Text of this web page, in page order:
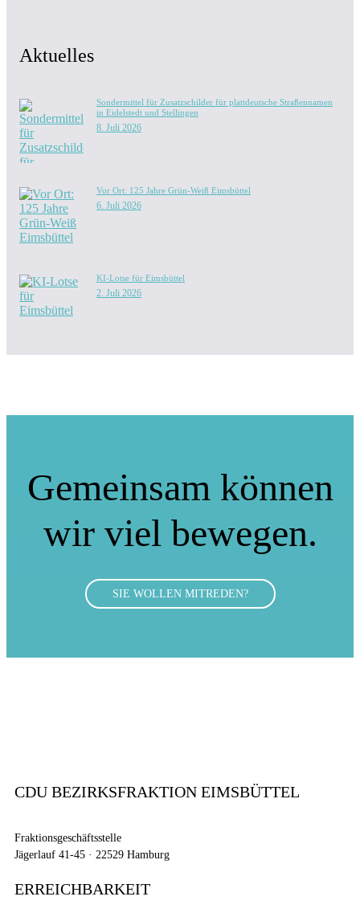
Aktuelles
Sondermittel für Zusatzschilder für plattdeutsche Straßennamen
in Eidelstedt und Stellingen
8. Juli 2026
Vor Ort: 125 Jahre Grün-Weiß Eimsbüttel
6. Juli 2026
KI-Lotse für Eimsbüttel
2. Juli 2026
Gemeinsam können
wir viel bewegen.
SIE WOLLEN MITREDEN?
CDU BEZIRKSFRAKTION EIMSBÜTTEL
Fraktionsgeschäftsstelle
Jägerlauf 41-45 · 22529 Hamburg
ERREICHBARKEIT